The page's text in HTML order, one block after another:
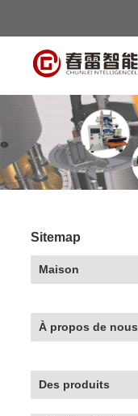
Sitemap
Maison
À propos de nous
Des produits